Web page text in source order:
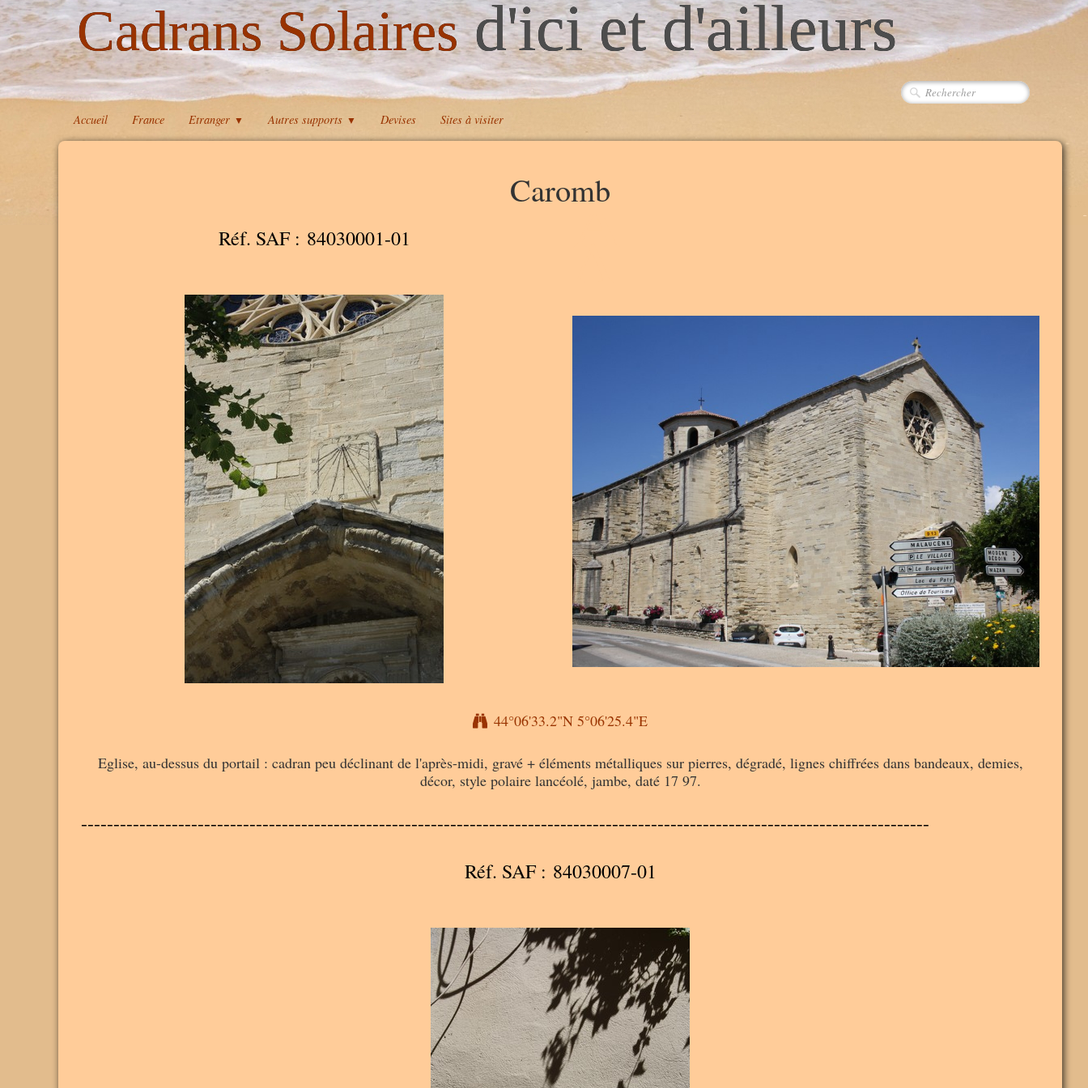
Cadrans Solairesd'ici et d'ailleurs
Accueil France Etranger ▼ Autres supports ▼ Devises Sites à visiter
Caromb
Réf. SAF : 84030001-01 A
44°06'33.2"N 5°06'25.4"E
Eglise, au-dessus du portail : cadran peu déclinant de l'après-midi, gravé + éléments métalliques sur pierres, dégradé, lignes chiffrées dans bandeaux, demies,
décor, style polaire lancéolé, jambe, daté 17 97.
-----------------------------------------------------------------------------------------------------------------------------------
Réf. SAF : 84030007-01